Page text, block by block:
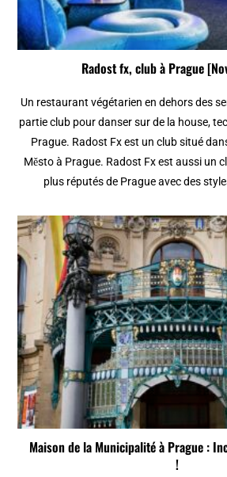
Radost fx, club à Prague
Un restaurant végétarien en dehors des
partie club pour danser sur de la house,
Prague. Radost Fx est un club situé
Město à Prague. Radost Fx est aussi un
plus réputés de Prague avec des
Maison de la Municipalité à Prague :
!